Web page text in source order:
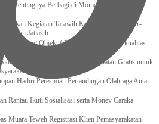
Pentingnya Berbagi di Momen Ramadan
Kegiatan Tarawih Keliling di Masjid Ar-
Jatiasih
Tamping Objektif Demi Pembinaan Berkualitas
Gelar Pemeriksaan Kesehatan Gratis untuk
Hadiri Peresmian Pertandingan Olahraga Antar
Rantau Ikuti Sosialisasi serta Monev Caraka
Muara Teweh Registrasi Klien Pemasyarakatan